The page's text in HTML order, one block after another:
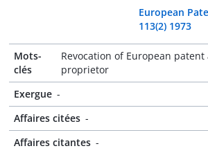
European
113(2) 1973
Mots-
clés
Revocation of European
proprietor
Exergue -
Affaires citées -
Affaires citantes -